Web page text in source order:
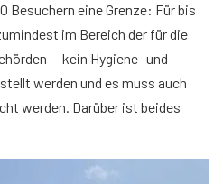
Besuchern eine Grenze: Für bis
im Bereich der für die
— kein Hygiene- und
werden und es muss auch
werden. Darüber ist beides